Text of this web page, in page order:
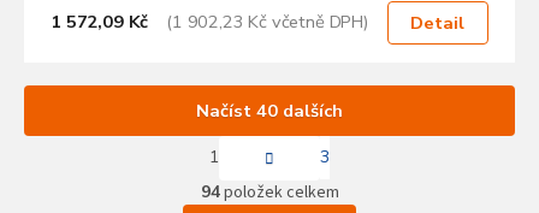
1 572,09 Kč (1 902,23 Kč včetně DPH) Detail
O
v
Načíst 40 dalších
S
t
r
á
1
3
94položek celkem